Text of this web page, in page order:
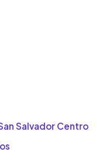
Salvador Centro